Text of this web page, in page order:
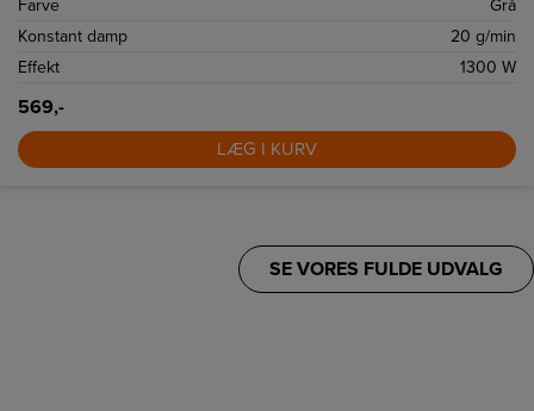
Farve
Grå
Konstant damp
20 g/min
Effekt
1300 W
569,-
LÆG I KURV
SE VORES FULDE UDVALG